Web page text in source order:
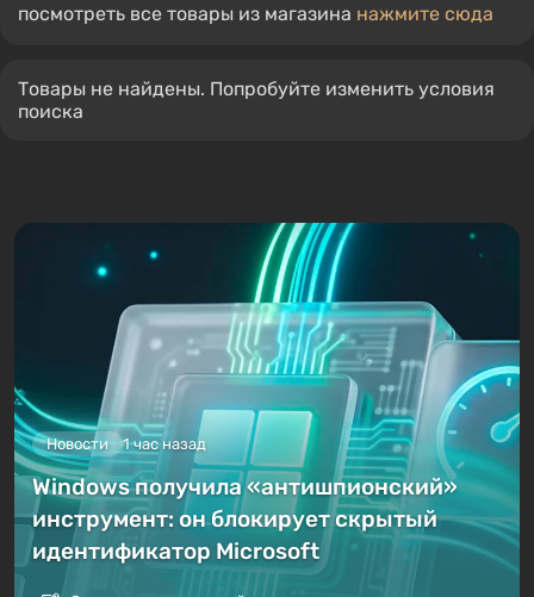
посмотреть все товары из магазина нажмите сюда
Товары не найдены. Попробуйте изменить условия
поиска
Новости 1 час назад
Windows получила «антишпионский»
инструмент: он блокирует скрытый
идентификатор Microsoft